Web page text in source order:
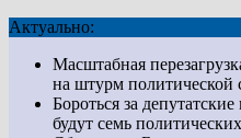
Актуально:
Масштабная
на штурм
Бороться за
будут семь